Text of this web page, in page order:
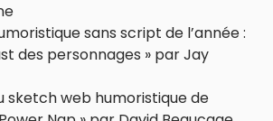
sans script de l’année :
des personnages » par Jay
sketch web humoristique de